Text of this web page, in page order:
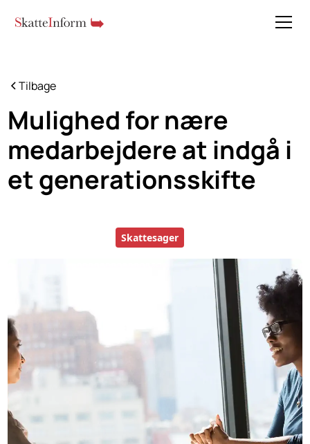
Tilbage
Mulighed for nære
medarbejdere at indgå i
et generationsskifte
Skattesager